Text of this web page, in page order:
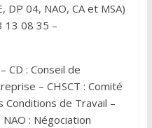
DP 04, NAO, CA et MSA)
13 08 35 –
CD : Conseil de
– CHSCT : Comité
Conditions de Travail –
: Négociation